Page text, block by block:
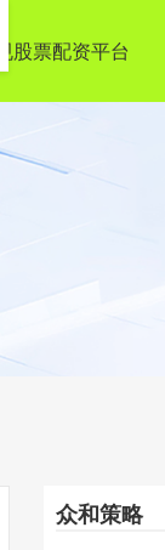
股票配资平台
众和策略